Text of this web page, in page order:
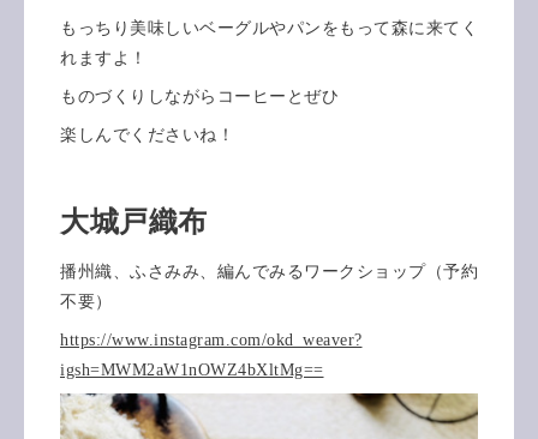
もっちり美味しいベーグルやパンをもって森に来てく
れますよ！
ものづくりしながらコーヒーとぜひ
楽しんでくださいね！
大城戸織布
播州織、ふさみみ、編んでみるワークショップ（予約
不要）
https://www.instagram.com/okd_weaver?
igsh=MWM2aW1nOWZ4bXltMg==